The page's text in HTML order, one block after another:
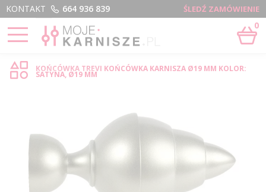
Menu
KONTAKT ŚLEDŹ ZAMÓWIENIE
664 936 839
0
STRONA GŁÓWNA › TREVI - SKLEP INTERNETOWY
KOŃCÓWKA TREVI KOŃCÓWKA KARNISZA Ø19 MM KOLOR:
SATYNA, Ø19 MM